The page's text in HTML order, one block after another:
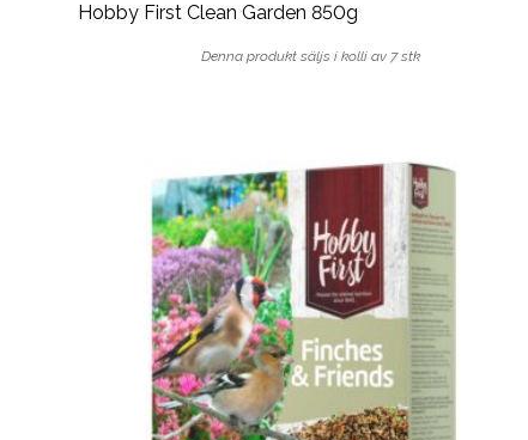
Hobby First Clean Garden 850g
Denna produkt säljs i kolli av 7 stk